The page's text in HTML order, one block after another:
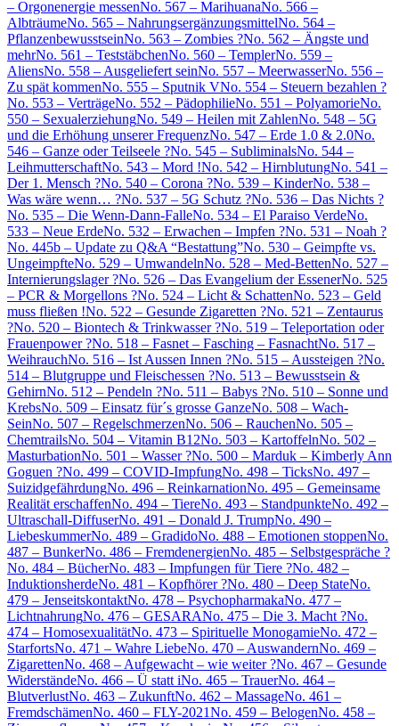
– Orgonenergie messenNo. 567 – MarihuanaNo. 566 –
AlbträumeNo. 565 – NahrungsergänzungsmittelNo. 564 –
PflanzenbewusstseinNo. 563 – Zombies ?No. 562 – Ängste und
mehrNo. 561 – TeststäbchenNo. 560 – TemplerNo. 559 –
AliensNo. 558 – Ausgeliefert seinNo. 557 – MeerwasserNo. 556 –
Zu spät kommenNo. 555 – Sputnik VNo. 554 – Steuern bezahlen ?
No. 553 – VerträgeNo. 552 – PädophilieNo. 551 – PolyamorieNo.
550 – SexualerziehungNo. 549 – Heilen mit ZahlenNo. 548 – 5G
und die Erhöhung unserer FrequenzNo. 547 – Erde 1.0 & 2.0No.
546 – Ganze oder Teilseele ?No. 545 – SubliminalsNo. 544 –
LeihmutterschaftNo. 543 – Mord !No. 542 – HirnblutungNo. 541 –
Der 1. Mensch ?No. 540 – Corona ?No. 539 – KinderNo. 538 –
Was wäre wenn… ?No. 537 – 5G Schutz ?No. 536 – Das Nichts ?
No. 535 – Die Wenn-Dann-FalleNo. 534 – El Paraiso VerdeNo.
533 – Neue ErdeNo. 532 – Erwachen – Impfen ?No. 531 – Noah ?
No. 445b – Update zu Q&A “Bestattung”No. 530 – Geimpfte vs.
UngeimpfteNo. 529 – UmwandelnNo. 528 – Med-BettenNo. 527 –
Internierungslager ?No. 526 – Das Evangelium der EssenerNo. 525
– PCR & Morgellons ?No. 524 – Licht & SchattenNo. 523 – Geld
muss fließen !No. 522 – Gesunde Zigaretten ?No. 521 – Zentaurus
?No. 520 – Biontech & Trinkwasser ?No. 519 – Teleportation oder
Frauenpower ?No. 518 – Fasnet – Fasching – FasnachtNo. 517 –
WeihrauchNo. 516 – Ist Aussen Innen ?No. 515 – Aussteigen ?No.
514 – Blutgruppe und Fleischessen ?No. 513 – Bewusstsein &
GehirnNo. 512 – Pendeln ?No. 511 – Babys ?No. 510 – Sonne und
KrebsNo. 509 – Einsatz für´s grosse GanzeNo. 508 – Wach-
SeinNo. 507 – RegelschmerzenNo. 506 – RauchenNo. 505 –
ChemtrailsNo. 504 – Vitamin B12No. 503 – KartoffelnNo. 502 –
MasturbationNo. 501 – Wasser ?No. 500 – Marduk – Kimberly Ann
Goguen ?No. 499 – COVID-ImpfungNo. 498 – TicksNo. 497 –
SuizidgefährdungNo. 496 – ReinkarnationNo. 495 – Gemeinsame
Realität erschaffenNo. 494 – TiereNo. 493 – StandpunkteNo. 492 –
Ultraschall-DiffuserNo. 491 – Donald J. TrumpNo. 490 –
LiebeskummerNo. 489 – GradidoNo. 488 – Emotionen stoppenNo.
487 – BunkerNo. 486 – FremdenergienNo. 485 – Selbstgespräche ?
No. 484 – BücherNo. 483 – Impfungen für Tiere ?No. 482 –
InduktionsherdeNo. 481 – Kopfhörer ?No. 480 – Deep StateNo.
479 – JenseitskontaktNo. 478 – PsychopharmakaNo. 477 –
LichtnahrungNo. 476 – GESARANo. 475 – Die 3. Macht ?No.
474 – HomosexualitätNo. 473 – Spirituelle MonogamieNo. 472 –
StarfortsNo. 471 – Wahre LiebeNo. 470 – AuswandernNo. 469 –
ZigarettenNo. 468 – Aufgewacht – wie weiter ?No. 467 – Gesunde
WiderständeNo. 466 – Ü statt iNo. 465 – TrauerNo. 464 –
BlutverlustNo. 463 – ZukunftNo. 462 – MassageNo. 461 –
FremdschämenNo. 460 – FLY-2021No. 459 – BelogenNo. 458 –